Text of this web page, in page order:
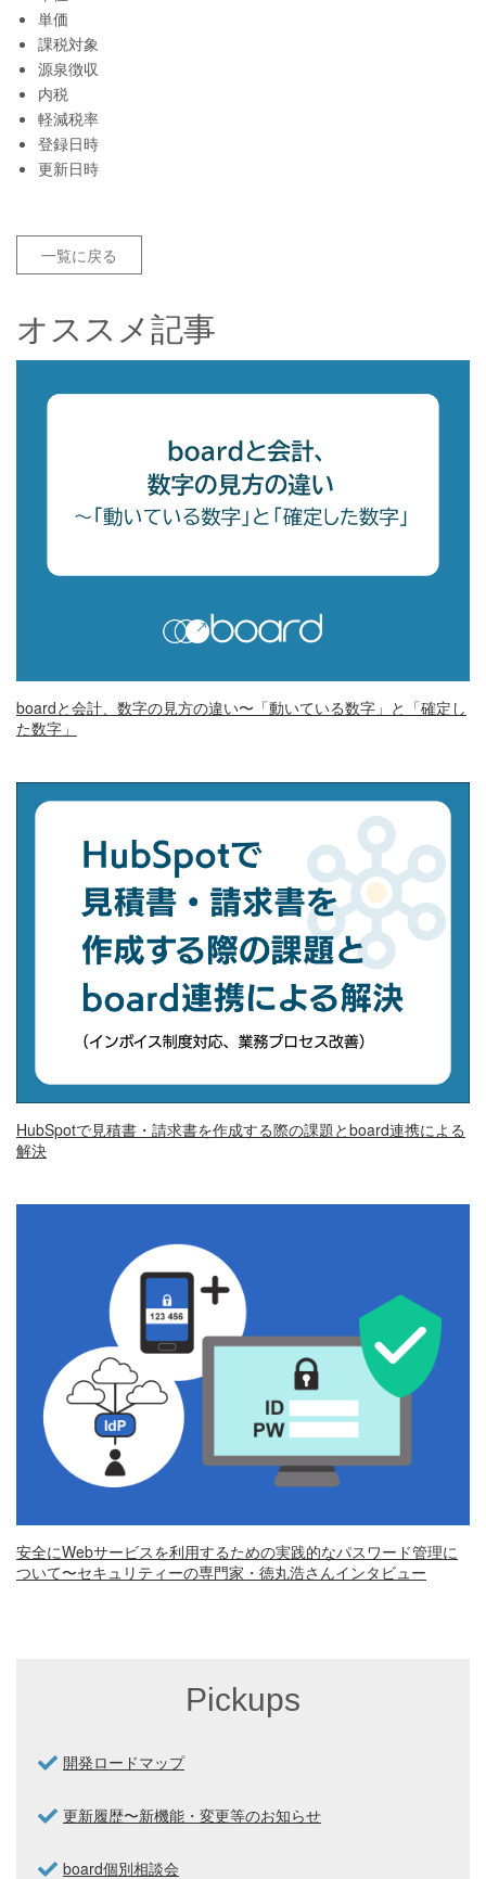
単価
課税対象
源泉徴収
内税
軽減税率
登録日時
更新日時
一覧に戻る
オススメ記事
boardと会計、数字の見方の違い〜「動いている数字」と「確定し
た数字」
HubSpotで見積書・請求書を作成する際の課題とboard連携による
解決
安全にWebサービスを利用するための実践的なパスワード管理に
ついて〜セキュリティーの専門家・徳丸浩さんインタビュー
Pickups
開発ロードマップ
更新履歴〜新機能・変更等のお知らせ
board個別相談会